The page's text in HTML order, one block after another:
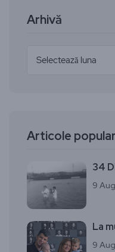
Arhivă
Articole
34
9
La
9